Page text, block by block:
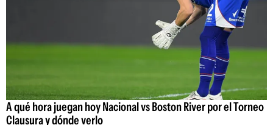
A qué hora juegan hoy Nacional vs Boston River por el Torneo
Clausura y dónde verlo